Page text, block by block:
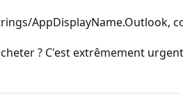
AppDisplayName.Outlook,
? C'est extrêmement